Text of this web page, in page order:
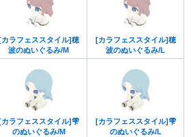
[カラフェススタイル]穂
波のぬいぐるみ/M
[カラフェススタイル]穂
波のぬいぐるみ/L
[カラフェススタイル]雫
のぬいぐるみ/M
[カラフェススタイル]雫
のぬいぐるみ/L